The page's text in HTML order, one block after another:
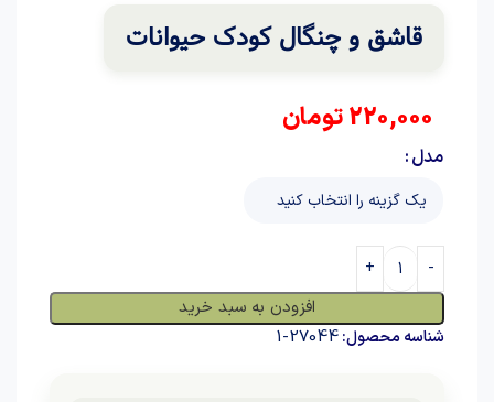
قاشق و چنگال کودک حیوانات
220,000تومان
مدل
افزودن به سبد خرید
شناسه محصول:27044-1